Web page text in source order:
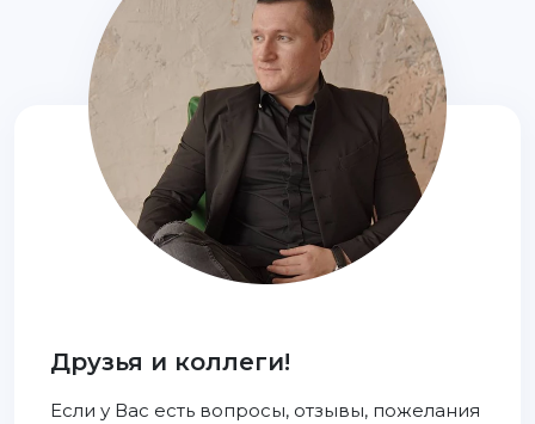
Друзья и коллеги!
Если у Вас есть вопросы, отзывы, пожелания